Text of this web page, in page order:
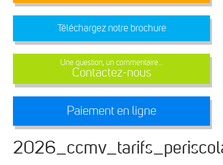
Téléchargez notre brochure
Une question, un commentaire...
Contactez-nous
Paiement en ligne